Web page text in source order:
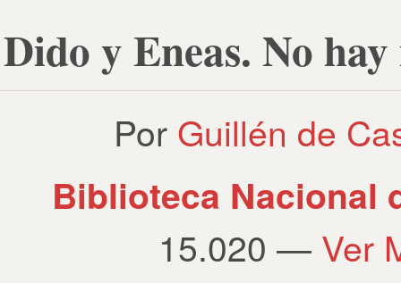
Dido y Eneas. No
Por Guillén de
Biblioteca Nacional
15.020 — Ver